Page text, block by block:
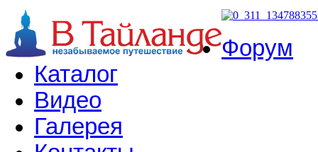
Форум
Каталог
Видео
Галерея